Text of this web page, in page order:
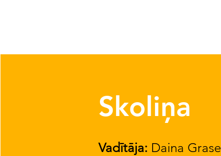
Skoliņa
Vadītāja: Daina Grase